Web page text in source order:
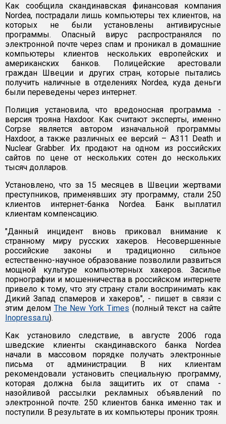
Как сообщила скандинавская финансовая компания
Nordea, пострадали лишь компьютеры тех клиентов, на
которых не были установлены антивирусные
программы. Опасный вирус распространялся по
электронной почте через спам и проникал в домашние
компьютеры клиентов нескольких европейских и
американских банков. Полицейские арестовали
граждан Швеции и других стран, которые пытались
получить наличные в отделениях Nordea, куда деньги
были переведены через интернет.
Полиция установила, что вредоносная программа -
версия трояна Haxdoor. Как считают эксперты, именно
Corpse является автором изначальной программы
Haxdoor, а также различных ее версий – A311 Death и
Nuclear Grabber. Их продают на одном из российских
сайтов по цене от нескольких сотен до нескольких
тысяч долларов.
Установлено, что за 15 месяцев в Швеции жертвами
преступников, применявших эту программу, стали 250
клиентов интернет-банка Nordea. Банк выплатил
клиентам компенсацию.
"Данный инцидент вновь приковал внимание к
странному миру русских хакеров. Несовершенные
российские законы и традиционно сильное
естественно-научное образование позволили развиться
мощной культуре компьютерных хакеров. Засилье
порнографии и мошенничества в российском интернете
привело к тому, что эту страну стали воспринимать как
Дикий Запад спамеров и хакеров", - пишет в связи с
этим делом The New York Times (полный текст на сайте
Inopressa.ru).
Как установило следствие, в августе 2006 года
шведские клиенты скандинавского банка Nordea
начали в массовом порядке получать электронные
письма от администрации. В них клиентам
рекомендовали установить специальную программу,
которая должна была защитить их от спама -
назойливой рассылки рекламных объявлений по
электронной почте. 250 клиентов банка именно так и
поступили. В результате в их компьютеры проник троян.